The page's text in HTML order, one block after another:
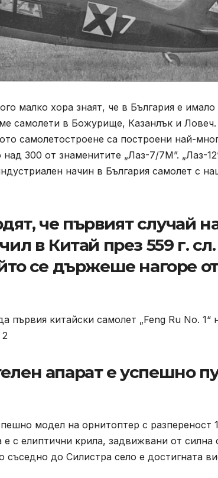
малко хора знаят, че в България е имало
самолети в Божурище, Казанлък и
самолетостроене са построени най-
300 от знаменитите „Лаз-7/7М”. „Лаз-
начин в България самолет с
че първият случай
в Китай през 559 г.
се държеше нагоре от
първия китайски самолет „Feng Ru No. 1“
апарат е успешно
модел на орнитоптер с разпереност
с елиптични крила, задвижвани от силна
до Силистра село е достигната